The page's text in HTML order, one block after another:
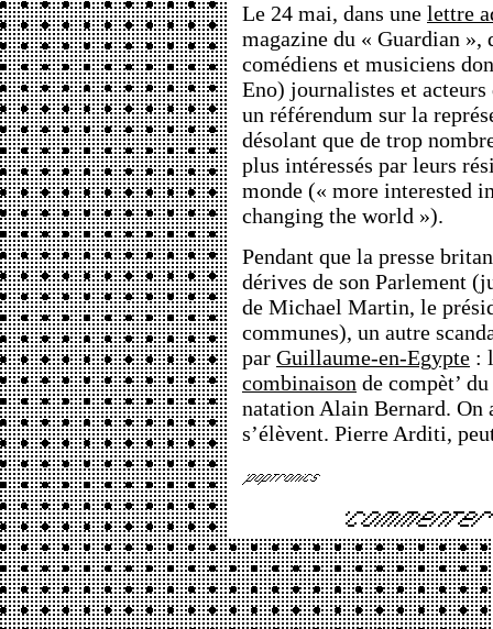
Le 24 mai, dans une lettre
magazine du « Guardian »,
comédiens et musiciens
Eno) journalistes et
un référendum sur la
désolant que de trop
plus intéressés par leurs
monde (« more interested
changing the world »).
Pendant que la presse
dérives de son Parlement
de Michael Martin, le
communes), un autre
par Guillaume-en-Egypte :
combinaison de compèt’
natation Alain Bernard. On
s’élèvent. Pierre Arditi,